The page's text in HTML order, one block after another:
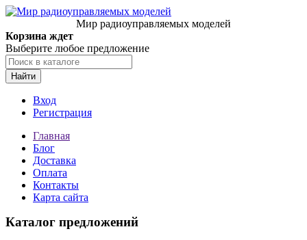
Мир радиоуправляемых моделей
Корзина ждет
Выберите любое предложение
Найти
Вход
Регистрация
Главная
Блог
Доставка
Оплата
Контакты
Карта сайта
Каталог предложений